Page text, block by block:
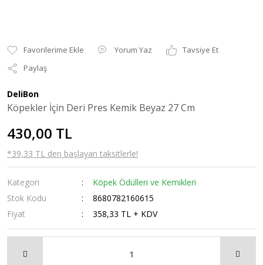
Yorum Yaz
Tavsiye Et
Paylaş
DeliBon
Köpekler İçin Deri Pres Kemik Beyaz 27 Cm
430,00 TL
*39,33 TL den başlayan taksitlerle!
Kategori
Köpek Ödülleri ve Kemikleri
Stok Kodu
8680782160615
Fiyat
358,33 TL + KDV